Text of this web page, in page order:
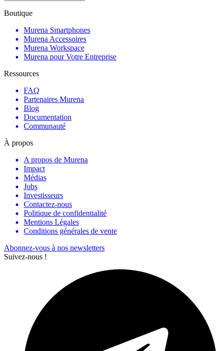
Boutique
Murena Smartphones
Murena Accessoires
Murena Workspace
Murena pour Votre Entreprise
Ressources
FAQ
Partenaires Murena
Blog
Documentation
Communauté
À propos
A propos de Murena
Impact
Médias
Jobs
Investisseurs
Contactez-nous
Politique de confidentialité
Mentions Légales
Conditions générales de vente
Abonnez-vous à nos newsletters
Suivez-nous !